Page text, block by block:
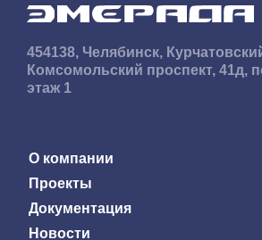
454138, Челябинск,
Комсомольский проспект, 41д,
этаж 1
О компании
Проекты
Документация
Новости